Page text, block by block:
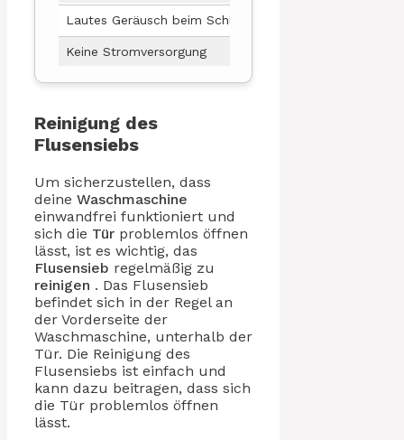
Lautes Geräusch beim Schleudern
Keine Stromversorgung
Reinigung des
Flusensiebs
Um sicherzustellen, dass
deine Waschmaschine
einwandfrei funktioniert und
sich die Tür problemlos öffnen
lässt, ist es wichtig, das
Flusensieb regelmäßig zu
reinigen . Das Flusensieb
befindet sich in der Regel an
der Vorderseite der
Waschmaschine, unterhalb der
Tür. Die Reinigung des
Flusensiebs ist einfach und
kann dazu beitragen, dass sich
die Tür problemlos öffnen
lässt.